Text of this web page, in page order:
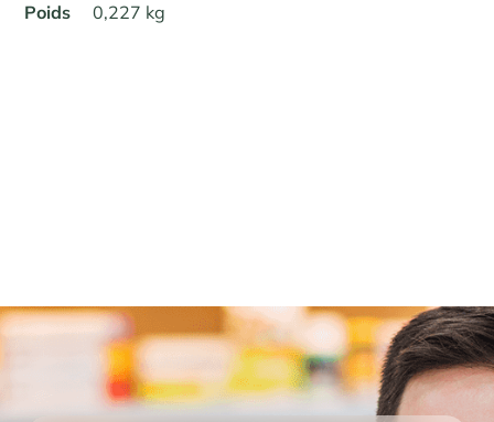
Poids 0,227 kg